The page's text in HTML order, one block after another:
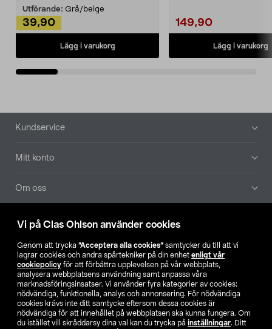
Vi på Clas Ohlson använder cookies
Genom att trycka ”Acceptera alla cookies” samtycker du till att vi
lagrar cookies och andra spårtekniker på din enhet enligt vår
cookiepolicy för att förbättra upplevelsen på vår webbplats,
analysera webbplatsens användning samt anpassa våra
marknadsföringsinsatser. Vi använder fyra kategorier av cookies:
nödvändiga, funktionella, analys och annonsering. För nödvändiga
cookies krävs inte ditt samtycke eftersom dessa cookies är
nödvändiga för att innehållet på webbplatsen ska kunna fungera. Om
du istället vill skräddarsy dina val kan du trycka på inställningar. Ditt
Utförande: Grå/beige
39,90
Lägg i varukorg
149,90
Lägg i varukorg
Sidfot
Kundservice
Mitt konto
Om oss
Aktuellt
Våra bolag
Hitta butik
SE NO FI